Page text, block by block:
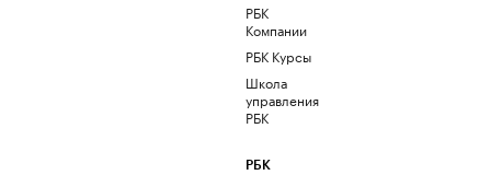
РБК
Компании
РБК Курсы
Школа
управления
РБК
РБК